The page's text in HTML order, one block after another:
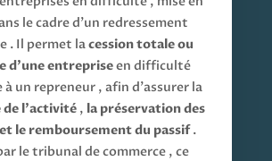
le cadre d’un redressement
. Il permet lacession totale ou
d’une entrepriseen difficulté
un repreneur , afin d’assurer la
l’activité, la préservation des
le remboursement du passif.
le tribunal de commerce , ce